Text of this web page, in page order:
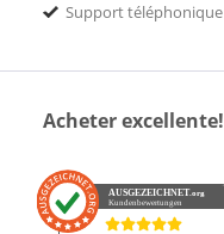
Support téléphonique
Acheter excellente!
AUSGEZEICHNET.org
Kundenbewertungen